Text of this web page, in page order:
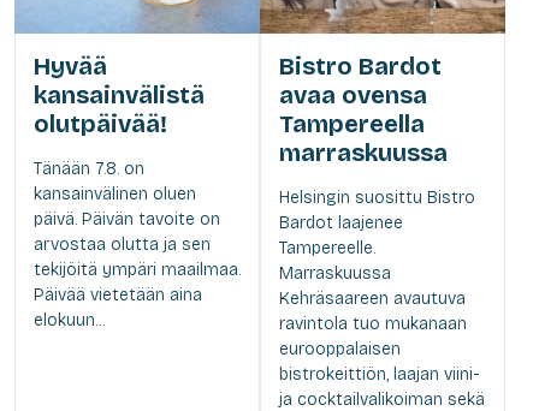
Hyvää
kansainvälistä
olutpäivää!
Tänään 7.8. on
kansainvälinen oluen
päivä. Päivän tavoite on
arvostaa olutta ja sen
tekijöitä ympäri maailmaa.
Päivää vietetään aina
elokuun...
Bistro Bardot
avaa ovensa
Tampereella
marraskuussa
Helsingin suosittu Bistro
Bardot laajenee
Tampereelle.
Marraskuussa
Kehräsaareen avautuva
ravintola tuo mukanaan
eurooppalaisen
bistrokeittiön, laajan viini-
ja cocktailvalikoiman sekä